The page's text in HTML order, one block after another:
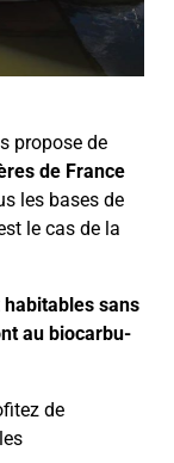
pro­pose de
de France
les bases de
le cas de la
sans
au bio­car­bu­
de